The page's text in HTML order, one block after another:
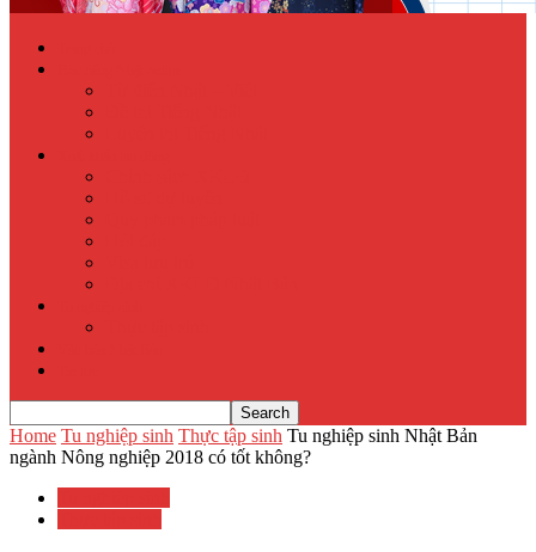
Home Tu nghiệp sinh Thực tập sinh Tu nghiệp sinh Nhật Bản
ngành Nông nghiệp 2018 có tốt không?